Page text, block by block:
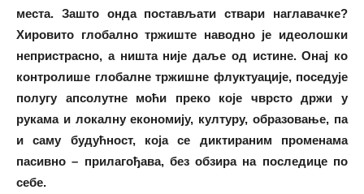
места. Зашто онда постављати ствари наглавачке?
Хировито глобално тржиште наводно је идеолошки
непристрасно, а ништа није даље од истине. Онај ко
контролише глобалне тржишне флуктуације, поседује
полугу апсолутне моћи преко које чврсто држи у
рукама и локалну економију, културу, образовање, па
и саму будућност, која се диктираним променама
пасивно – прилагођава, без обзира на последице по
себе.